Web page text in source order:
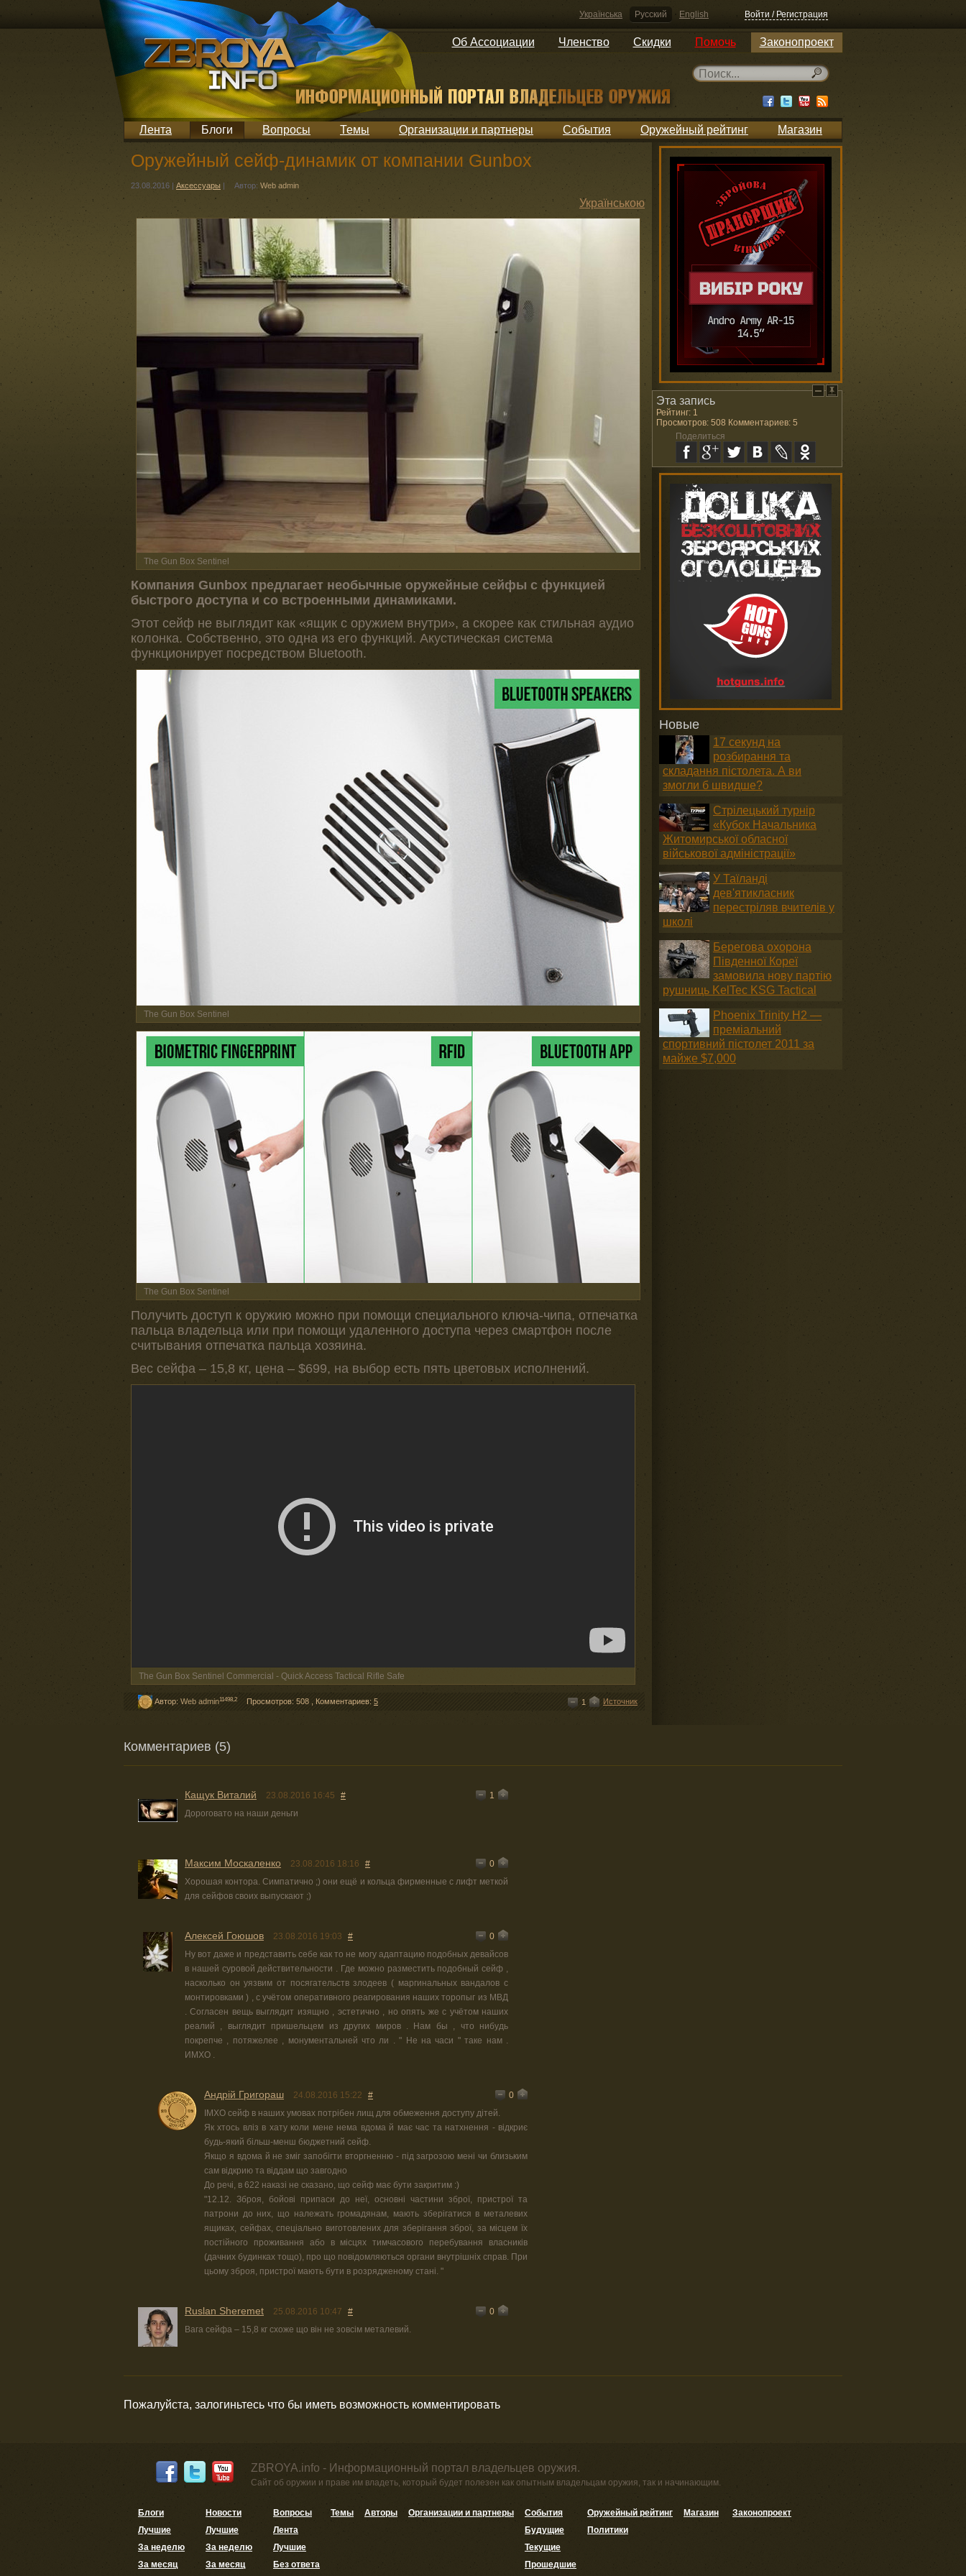
Українська Русский English Войти / Регистрация
Об Ассоциации Членство Скидки Помочь Законопроект
Лента Блоги Вопросы Темы Организации и партнеры События Оружейный рейтинг Магазин
Оружейный сейф-динамик от компании Gunbox
23.08.2016 | Аксессуары | Автор: Web admin
Українською
The Gun Box Sentinel
Компания Gunbox предлагает необычные оружейные сейфы с функцией
быстрого доступа и со встроенными динамиками.
Этот сейф не выглядит как «ящик с оружием внутри», а скорее как стильная аудио
колонка. Собственно, это одна из его функций. Акустическая система
функционирует посредством Bluetooth.
The Gun Box Sentinel
The Gun Box Sentinel
Получить доступ к оружию можно при помощи специального ключа-чипа, отпечатка
пальца владельца или при помощи удаленного доступа через смартфон после
считывания отпечатка пальца хозяина.
Вес сейфа – 15,8 кг, цена – $699, на выбор есть пять цветовых исполнений.
The Gun Box Sentinel Commercial - Quick Access Tactical Rifle Safe
Автор: Web admin11498,2 Просмотров: 508 Комментариев: 5 Источник
1
Новые
17 секунд на
розбирання та
складання пістолета. А ви
змогли б швидше?
Стрілецький турнір
«Кубок Начальника
Житомирської обласної
військової адміністрації»
У Таїланді
дев'ятикласник
перестріляв вчителів у
школі
Берегова охорона
Південної Кореї
замовила нову партію
рушниць KelTec KSG Tactical
Phoenix Trinity H2 —
преміальний
спортивний пістолет 2011 за
майже $7,000
Эта запись
Рейтинг: 1
Просмотров: 508 Комментариев: 5
Поделиться
Комментариев (5)
Кащук Виталий 23.08.2016 16:45 #
1
Дороговато на наши деньги
Максим Москаленко 23.08.2016 18:16 #
0
Хорошая контора. Симпатично ;) они ещё и кольца фирменные с лифт меткой
для сейфов своих выпускают ;)
Алексей Гоюшов 23.08.2016 19:03 #
0
Ну вот даже и представить себе как то не могу адаптацию подобных девайсов
в нашей суровой действительности . Где можно разместить подобный сейф ,
насколько он уязвим от посягательств злодеев ( маргинальных вандалов с
монтировками ) , с учётом оперативного реагирования наших торопыг из МВД
. Согласен вещь выглядит изящно , эстетично , но опять же с учётом наших
реалий , выглядит пришельцем из других миров . Нам бы , что нибудь
покрепче , потяжелее , монументальней что ли . " Не на часи " таке нам .
ИМХО .
Андрій Григораш 24.08.2016 15:22 #
0
ІМХО сейф в наших умовах потрібен лищ для обмеження доступу дітей.
Як хтось вліз в хату коли мене нема вдома й має час та натхнення - відкриє
будь-який більш-менш бюджетний сейф.
Якщо я вдома й не зміг запобігти вторгненню - під загрозою мені чи близьким
сам відкрию та віддам що завгодно
До речі, в 622 наказі не сказано, що сейф має бути закритим :)
"12.12. Зброя, бойові припаси до неї, основні частини зброї, пристрої та
патрони до них, що належать громадянам, мають зберігатися в металевих
ящиках, сейфах, спеціально виготовлених для зберігання зброї, за місцем їх
постійного проживання або в місцях тимчасового перебування власників
(дачних будинках тощо), про що повідомляються органи внутрішніх справ. При
цьому зброя, пристрої мають бути в розрядженому стані. "
Ruslan Sheremet 25.08.2016 10:47 #
0
Вага сейфа – 15,8 кг схоже що він не зовсім металевий.
Пожалуйста, залогиньтесь что бы иметь возможность комментировать
ZBROYA.info - Информационный портал владельцев оружия.
Сайт об оружии и праве им владеть, который будет полезен как опытным владельцам оружия, так и начинающим.
Блоги
Лучшие
За неделю
За месяц
Новости
Лучшие
За неделю
За месяц
Вопросы
Лента
Лучшие
Без ответа
Темы Авторы Организации и партнеры
События
Будущие
Текущие
Прошедшие
Оружейный рейтинг
Политики
Магазин Законопроект